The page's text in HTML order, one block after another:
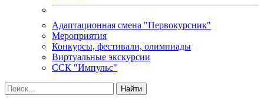
Адаптационная смена "Первокурсник"
Мероприятия
Конкурсы, фестивали, олимпиады
Виртуальные экскурсии
ССК "Импульс"